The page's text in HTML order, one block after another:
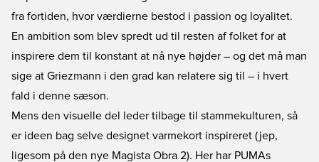
fra fortiden, hvor værdierne bestod i passion og loyalitet.
En ambition som blev spredt ud til resten af folket for at
inspirere dem til konstant at nå nye højder – og det må man
sige at Griezmann i den grad kan relatere sig til – i hvert
fald i denne sæson.
Mens den visuelle del leder tilbage til stammekulturen, så
er ideen bag selve designet varmekort inspireret (jep,
ligesom på den nye Magista Obra 2). Her har PUMAs